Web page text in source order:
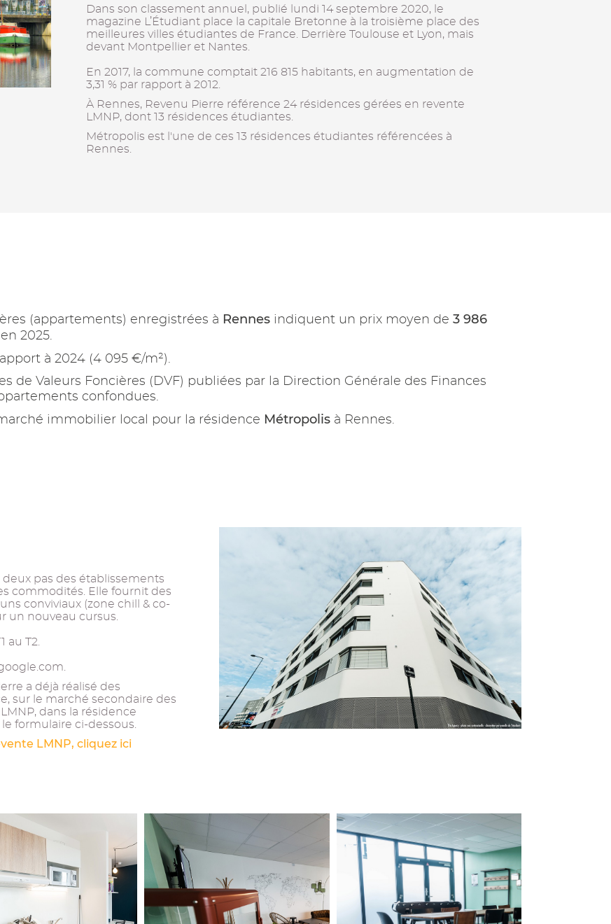
Dans son classement annuel, publié lundi 14 septembre 2020, le
magazine L’Étudiant place la capitale Bretonne à la troisième place des
meilleures villes étudiantes de France. Derrière Toulouse et Lyon, mais
devant Montpellier et Nantes.
En 2017, la commune comptait 216 815 habitants, en augmentation de
3,31 % par rapport à 2012.
À Rennes, Revenu Pierre référence 24 résidences gérées en revente
LMNP, dont 13 résidences étudiantes.
Métropolis est l'une de ces 13 résidences étudiantes référencées à
Rennes.
(appartements) enregistrées à Rennes indiquent un prix moyen de 3 986
2025.
à 2024 (4 095 €/m²).
de Valeurs Foncières (DVF) publiées par la Direction Générale des Finances
confondues.
immobilier local pour la résidence Métropolis à Rennes.
deux pas des établissements
commodités. Elle fournit des
conviviaux (zone chill & co-
un nouveau cursus.
au T2.
a déjà réalisé des
sur le marché secondaire des
dans la résidence
formulaire ci-dessous.
LMNP, cliquez ici